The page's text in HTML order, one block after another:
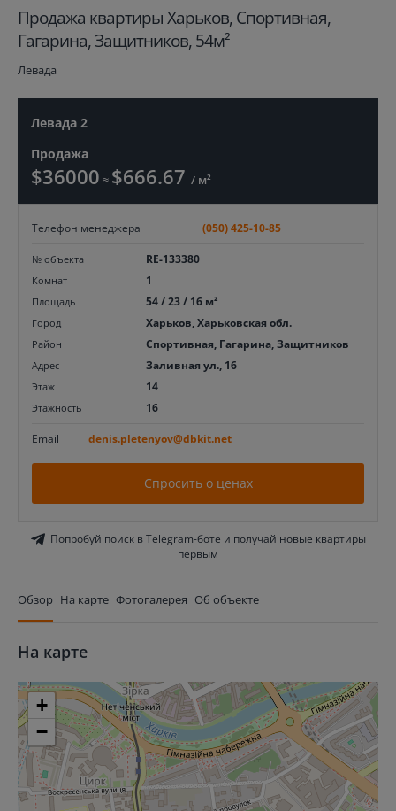
Продажа квартиры Харьков, Спортивная,
Гагарина, Защитников, 54м²
Левада
Левада 2
Продажа
$36000 ≈ $666.67 / м²
Телефон менеджера (050) 425-10-85
№ объекта RE-133380
Комнат 1
Площадь 54 / 23 / 16 м²
Город Харьков, Харьковская обл.
Район Спортивная, Гагарина, Защитников
Адрес Заливная ул., 16
Этаж 14
Этажность 16
Email denis.pletenyov@dbkit.net
Спросить о ценах
Попробуй поиск в Telegram-боте и получай новые квартиры
первым
Обзор На карте Фотогалерея Об объекте
На карте
+
−